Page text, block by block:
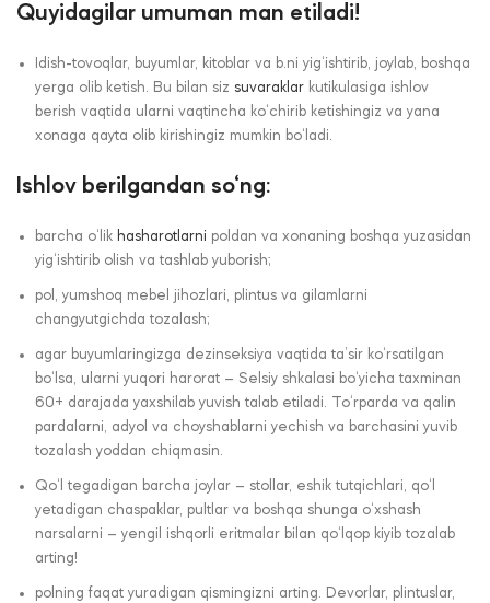
Quyidagilar umuman man etiladi!
Idish-tovoqlar, buyumlar, kitoblar va b.ni yig‘ishtirib, joylab, boshqa
yerga olib ketish. Bu bilan siz suvaraklar kutikulasiga ishlov
berish vaqtida ularni vaqtincha ko‘chirib ketishingiz va yana
xonaga qayta olib kirishingiz mumkin bo‘ladi.
Ishlov berilgandan so‘ng:
barcha o‘lik hasharotlarni poldan va xonaning boshqa yuzasidan
yig‘ishtirib olish va tashlab yuborish;
pol, yumshoq mebel jihozlari, plintus va gilamlarni
changyutgichda tozalash;
agar buyumlaringizga dezinseksiya vaqtida ta’sir ko‘rsatilgan
bo‘lsa, ularni yuqori harorat – Selsiy shkalasi bo‘yicha taxminan
60+ darajada yaxshilab yuvish talab etiladi. To‘rparda va qalin
pardalarni, adyol va choyshablarni yechish va barchasini yuvib
tozalash yoddan chiqmasin.
Qo‘l tegadigan barcha joylar – stollar, eshik tutqichlari, qo‘l
yetadigan chaspaklar, pultlar va boshqa shunga o‘xshash
narsalarni – yengil ishqorli eritmalar bilan qo‘lqop kiyib tozalab
arting!
polning faqat yuradigan qismingizni arting. Devorlar, plintuslar,